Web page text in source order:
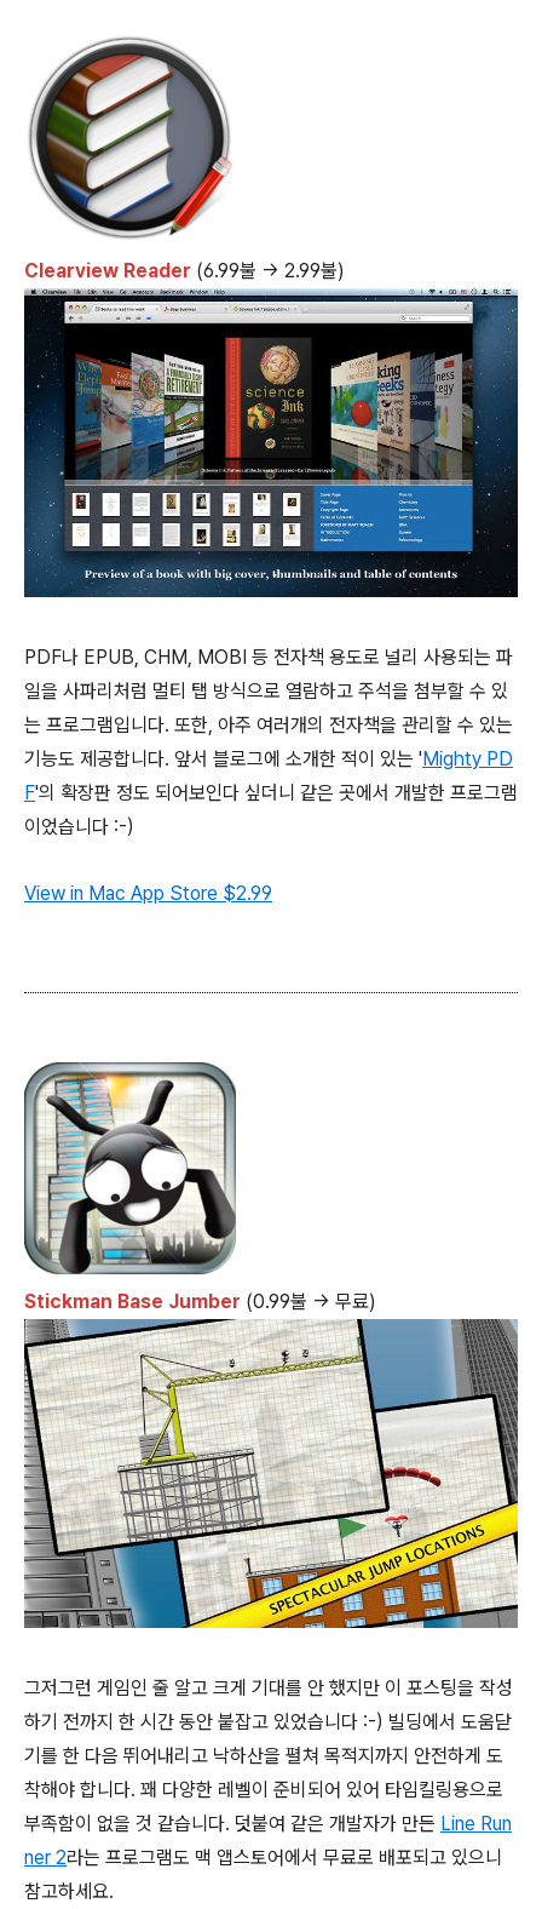
Clearview Reader (6.99불 → 2.99불)
PDF나 EPUB, CHM, MOBI 등 전자책 용도로 널리 사용되는 파
일을 사파리처럼 멀티 탭 방식으로 열람하고 주석을 첨부할 수 있
는 프로그램입니다. 또한, 아주 여러개의 전자책을 관리할 수 있는
기능도 제공합니다. 앞서 블로그에 소개한 적이 있는 'Mighty PD
F'의 확장판 정도 되어보인다 싶더니 같은 곳에서 개발한 프로그램
이었습니다 :-)
View in Mac App Store $2.99
Stickman Base Jumber (0.99불 → 무료)
그저그런 게임인 줄 알고 크게 기대를 안 했지만 이 포스팅을 작성
하기 전까지 한 시간 동안 붙잡고 있었습니다 :-) 빌딩에서 도움닫
기를 한 다음 뛰어내리고 낙하산을 펼쳐 목적지까지 안전하게 도
착해야 합니다. 꽤 다양한 레벨이 준비되어 있어 타임킬링용으로
부족함이 없을 것 같습니다. 덧붙여 같은 개발자가 만든 Line Run
ner 2라는 프로그램도 맥 앱스토어에서 무료로 배포되고 있으니
참고하세요.